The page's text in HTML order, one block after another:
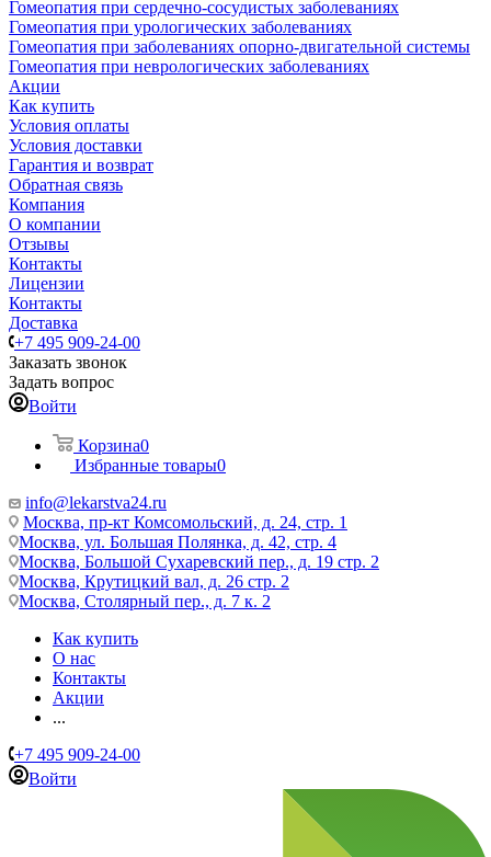
Гомеопатия при сердечно-сосудистых заболеваниях
Гомеопатия при урологических заболеваниях
Гомеопатия при заболеваниях опорно-двигательной системы
Гомеопатия при неврологических заболеваниях
Акции
Как купить
Условия оплаты
Условия доставки
Гарантия и возврат
Обратная связь
Компания
О компании
Отзывы
Контакты
Лицензии
Контакты
Доставка
+7 495 909-24-00
Заказать звонок
Задать вопрос
Войти
Корзина0
Избранные товары0
info@lekarstva24.ru
Москва, пр-кт Комсомольский, д. 24, стр. 1
Москва, ул. Большая Полянка, д. 42, стр. 4
Москва, Большой Сухаревский пер., д. 19 стр. 2
Москва, Крутицкий вал, д. 26 стр. 2
Москва, Столярный пер., д. 7 к. 2
Как купить
О нас
Контакты
Акции
...
+7 495 909-24-00
Войти